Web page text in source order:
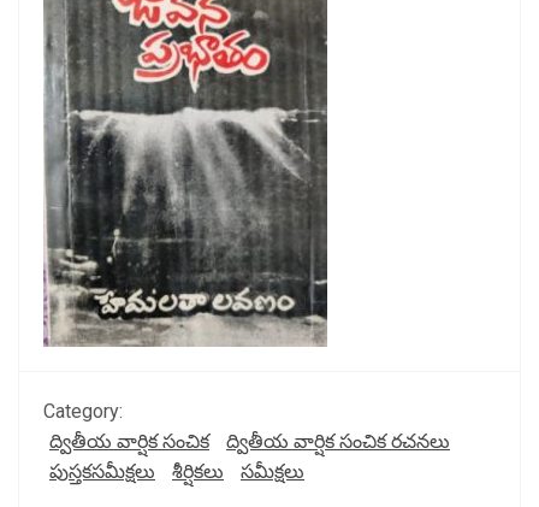
Category:
ద్వితీయ వార్షిక సంచిక
ద్వితీయ వార్షిక సంచిక రచనలు
పుస్తకసమీక్షలు
శీర్షికలు సమీక్షలు